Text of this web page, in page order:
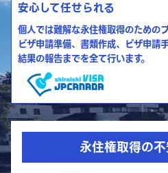
安心して任せられる
個人では難解な永住権取得のための
ビザ申請準備、書類作成、ビザ申請
結果の報告までを全て行います。
永住権取得の